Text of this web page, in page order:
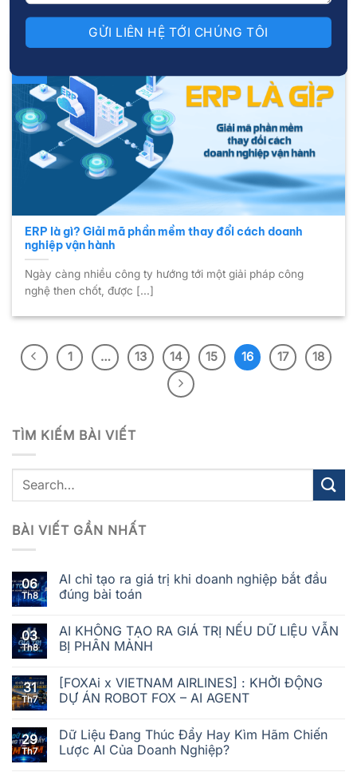
ERP là gì? Giải mã phần mềm thay đổi cách doanh
nghiệp vận hành
Ngày càng nhiều công ty hướng tới một giải pháp công
nghệ then chốt, được [...]
1 … 13 14 15 16 17 18
TÌM KIẾM BÀI VIẾT
BÀI VIẾT GẦN NHẤT
06
Th8
AI chỉ tạo ra giá trị khi doanh nghiệp bắt đầu
đúng bài toán
03
Th8
AI KHÔNG TẠO RA GIÁ TRỊ NẾU DỮ LIỆU VẪN
BỊ PHÂN MẢNH
31
Th7
[FOXAi x VIETNAM AIRLINES] : KHỞI ĐỘNG
DỰ ÁN ROBOT FOX – AI AGENT
29
Th7
Dữ Liệu Đang Thúc Đẩy Hay Kìm Hãm Chiến
Lược AI Của Doanh Nghiệp?